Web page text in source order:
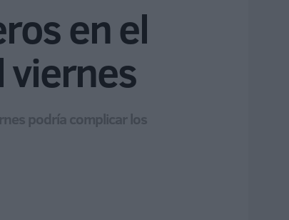
en el
viernes
podría complicar los